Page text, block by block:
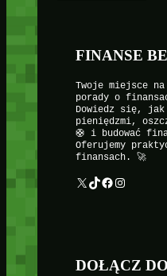
FINANSE
Twoje miejsce
porady o
Dowiedz się, jak
pieniędzmi,
🛟 i budować
Oferujemy
finansach. 🚀
X TikTok Facebook Instagram
DOŁĄCZ